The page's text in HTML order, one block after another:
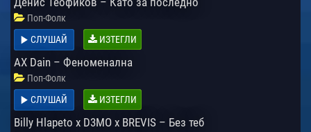
Поп-Фолк
СЛУШАЙ
ИЗТЕГЛИ
AX Dain – Феноменална
Поп-Фолк
СЛУШАЙ
ИЗТЕГЛИ
Billy Hlapeto x D3MO x BREVIS – Без теб